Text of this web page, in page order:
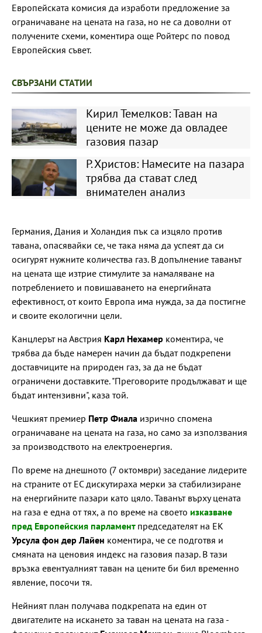
Европейската комисия да изработи предложение за
ограничаване на цената на газа, но не са доволни от
получените схеми, коментира още Ройтерс по повод
Европейския съвет.
СВЪРЗАНИ СТАТИИ
Кирил Темелков: Таван на
цените не може да овладее
газовия пазар
Р. Христов: Намесите на пазара
трябва да стават след
внимателен анализ
Германия, Дания и Холандия пък са изцяло против
тавана, опасявайки се, че така няма да успеят да си
осигурят нужните количества газ. В допълнение таванът
на цената ще изтрие стимулите за намаляване на
потреблението и повишаването на енергийната
ефективност, от които Европа има нужда, за да постигне
и своите екологични цели.
Канцлерът на Австрия Карл Нехамер коментира, че
трябва да бъде намерен начин да бъдат подкрепени
доставчиците на природен газ, за да не бъдат
ограничени доставките. "Преговорите продължават и ще
бъдат интензивни", каза той.
Чешкият премиер Петр Фиала изрично спомена
ограничаване на цената на газа, но само за използвания
за производството на електроенергия.
По време на днешното (7 октомври) заседание лидерите
на страните от ЕС дискутираха мерки за стабилизиране
на енергийните пазари като цяло. Таванът върху цената
на газа е една от тях, а по време на своето изказване
пред Европейския парламент председателят на ЕК
Урсула фон дер Лайен коментира, че се подготвя и
смяната на ценовия индекс на газовия пазар. В тази
връзка евентуалният таван на цените би бил временно
явление, посочи тя.
Нейният план получава подкрепата на един от
двигателите на искането за таван на цената на газа -